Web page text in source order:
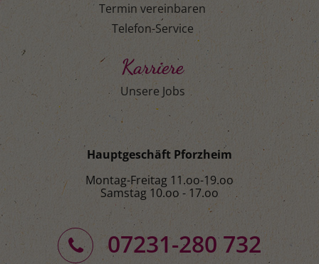
Termin vereinbaren
Telefon-Service
Karriere
Unsere Jobs
Hauptgeschäft Pforzheim
Montag-Freitag 11.oo-19.oo
Samstag 10.oo - 17.oo
07231-280 732